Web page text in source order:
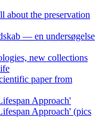
about the preservation
— en undersøgelse
new collections
paper from
Approach'
Approach' (pics